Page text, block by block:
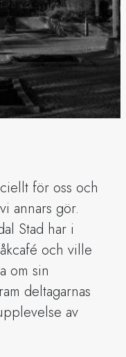
för oss och
annars gör.
Stad har i
och ville
om sin
deltagarnas
av